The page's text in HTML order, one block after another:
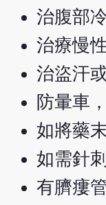
治腹部
治療慢
治盜汗
防暈車
如將藥
如需針
有臍瘻